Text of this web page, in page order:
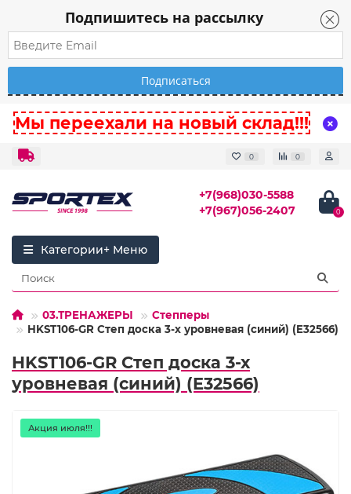
Подпишитесь на рассылку
Мы переехали на новый склад!!!
0 0
+7(968)030-5588
+7(967)056-2407
0
Категории
03.ТРЕНАЖЕРЫ
Степперы
HKST106-GR Степ доска 3-х уровневая (синий) (E32566)
HKST106-GR Степ доска 3-х
уровневая (синий) (E32566)
Акция июля!!!